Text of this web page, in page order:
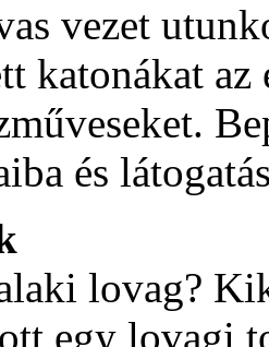
vezet
katonákat az
és
lovag?
egy lovagi